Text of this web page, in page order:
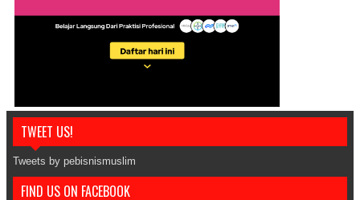
TWEET US!
Tweets by pebisnismuslim
FIND US ON FACEBOOK